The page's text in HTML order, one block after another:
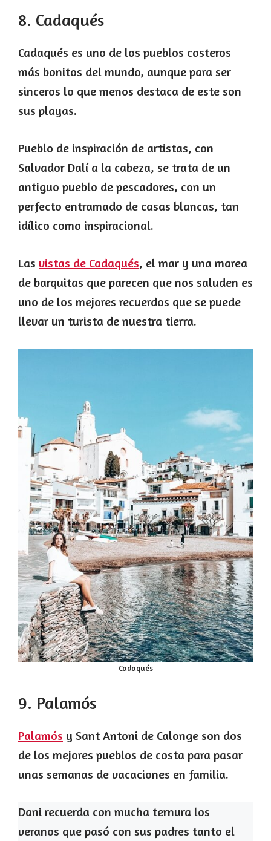
8. Cadaqués
Cadaqués es uno de los pueblos costeros
más bonitos del mundo, aunque para ser
sinceros lo que menos destaca de este son
sus playas.
Pueblo de inspiración de artistas, con
Salvador Dalí a la cabeza, se trata de un
antiguo pueblo de pescadores, con un
perfecto entramado de casas blancas, tan
idílico como inspiracional.
Las vistas de Cadaqués, el mar y una marea
de barquitas que parecen que nos saluden es
uno de los mejores recuerdos que se puede
llevar un turista de nuestra tierra.
Cadaqués
9. Palamós
Palamós y Sant Antoni de Calonge son dos
de los mejores pueblos de costa para pasar
unas semanas de vacaciones en familia.
Dani recuerda con mucha ternura los
veranos que pasó con sus padres tanto el